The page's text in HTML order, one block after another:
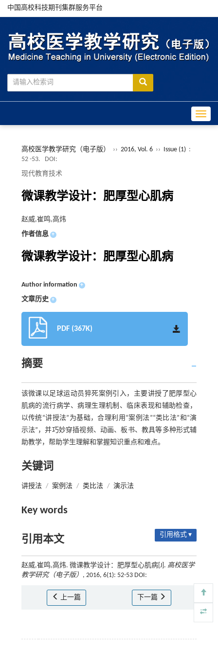
中国高校科技期刊集群服务平台
高校医学教学研究（电子版） ›› 2016, Vol. 6 ›› Issue (1) :
52 -53.
DOI:
现代教育技术
微课教学设计：肥厚型心肌病
赵威,崔鸣,高炜
作者信息 +
微课教学设计：肥厚型心肌病
Author information +
文章历史 +
PDF (367K)
摘要
该微课以足球运动员猝死案例引入，主要讲授了肥厚型心
肌病的流行病学、病理生理机制、临床表现和辅助检查，
以传统“讲授法”为基础，合理利用“案例法”“类比法”和“演
示法”，并巧妙穿插视频、动画、板书、教具等多种形式辅
助教学，帮助学生理解和掌握知识重点和难点。
关键词
讲授法 / 案例法 / 类比法 / 演示法
Key words
引用本文 引用格式 ▾
赵威,崔鸣,高炜. 微课教学设计：肥厚型心肌病[J]. 高校医学
教学研究（电子版） , 2016, 6(1): 52-53 DOI:
上一篇 下一篇